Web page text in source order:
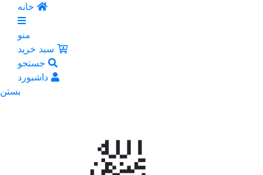
خانه
منو
سبد خرید
جستجو
داشبورد
بستن